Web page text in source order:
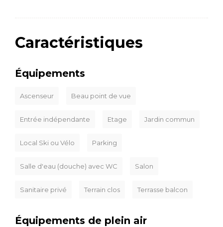
Caractéristiques
Équipements
Ascenseur Beau point de vue
Entrée indépendante Etage Jardin commun
Local Ski ou Vélo Parking
Salle d'eau (douche) avec WC Salon
Sanitaire privé Terrain clos Terrasse balcon
Équipements de plein air